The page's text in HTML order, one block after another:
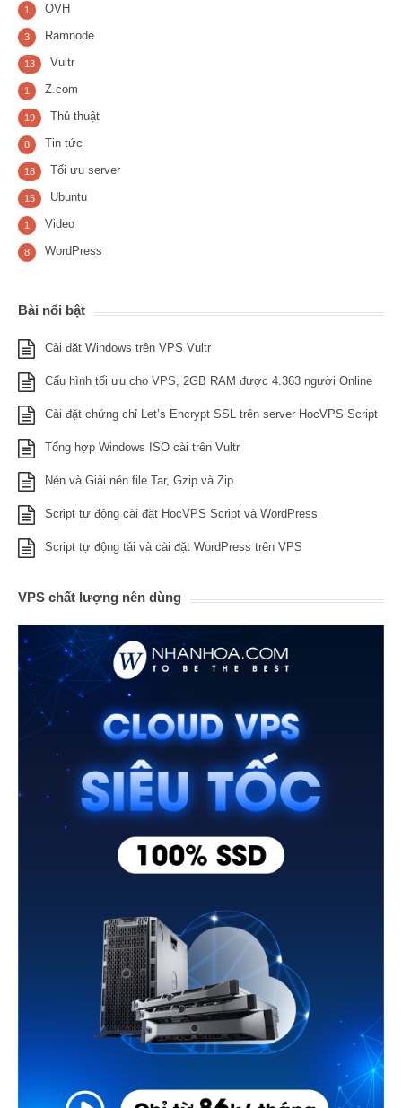
OVH
1
Ramnode
3
Vultr
13
Z.com
1
Thủ thuật
19
Tin tức
8
Tối ưu server
18
Ubuntu
15
Video
1
WordPress
8
Bài nổi bật
Cài đặt Windows trên VPS Vultr
Cấu hình tối ưu cho VPS, 2GB RAM được 4.363 người Online
Cài đặt chứng chỉ Let’s Encrypt SSL trên server HocVPS Script
Tổng hợp Windows ISO cài trên Vultr
Nén và Giải nén file Tar, Gzip và Zip
Script tự động cài đặt HocVPS Script và WordPress
Script tự động tải và cài đặt WordPress trên VPS
VPS chất lượng nên dùng